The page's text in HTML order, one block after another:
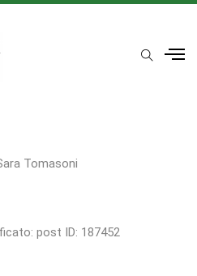
Tomasoni
post ID: 187452